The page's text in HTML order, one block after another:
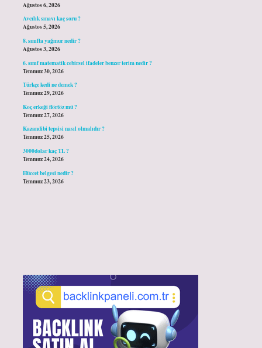
Ağustos 6, 2026
Avcılık sınavı kaç soru ?
Ağustos 5, 2026
8. sınıfta yağmur nedir ?
Ağustos 3, 2026
6. sınıf matematik cebirsel ifadeler benzer terim nedir ?
Temmuz 30, 2026
Türkçe kedi ne demek ?
Temmuz 29, 2026
Koç erkeği flörtöz mü ?
Temmuz 27, 2026
Kazandibi tepsisi nasıl olmalıdır ?
Temmuz 25, 2026
3000dolar kaç TL ?
Temmuz 24, 2026
Hüccet belgesi nedir ?
Temmuz 23, 2026